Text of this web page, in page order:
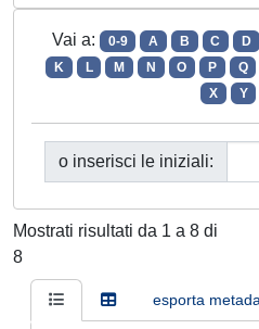
Vai a: 0-9 A B C D
K
L M N O P Q
X
Y
o inserisci le iniziali:
Mostrati risultati da 1 a 8 di
8
esporta